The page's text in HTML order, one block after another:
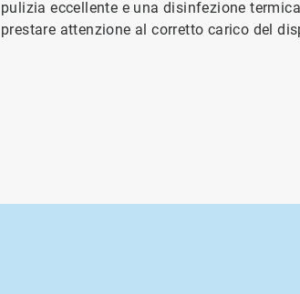
pulizia eccellente e una disinfezione
prestare attenzione al corretto carico del